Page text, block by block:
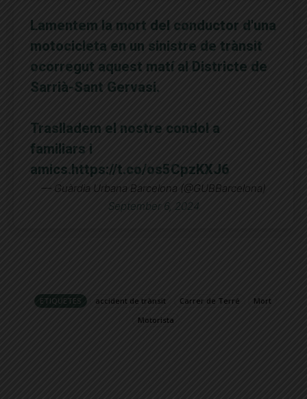
Lamentem la mort del conductor d'una
motocicleta en un sinistre de trànsit
ocorregut aquest matí al Districte de
Sarrià-Sant Gervasi.
Traslladem el nostre condol a
familiars i
amics.https://t.co/os5CpzKXJ6
— Guàrdia Urbana Barcelona (@GUBBarcelona)
September 6, 2024
ETIQUETES accident de trànsit Carrer de Terré
Mort
Motorista